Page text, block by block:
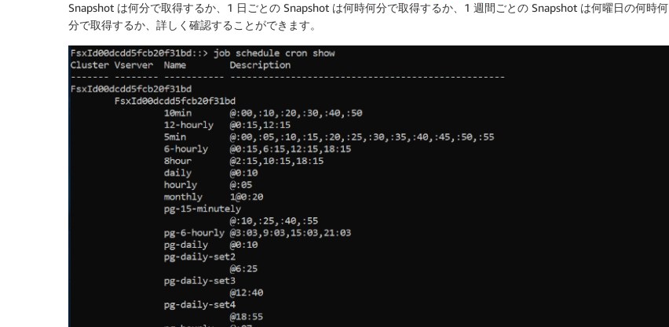
Snapshot は何分で取得するか、1 日ごとの Snapshot は何時何分で取得するか、1 週間ごとの Snapshot は何曜日の何時何
分で取得するか、詳しく確認することができます。